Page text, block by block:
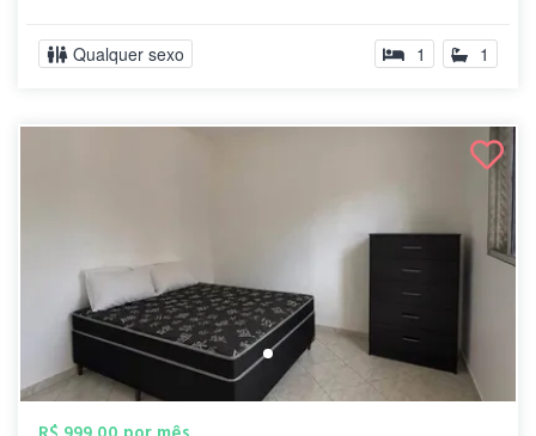
Qualquer sexo 1 1